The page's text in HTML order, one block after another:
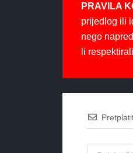
PRAVILA
prijedlog ili
nego
li